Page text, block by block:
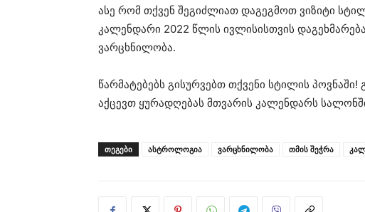
ასე რომ თქვენ შეგიძლიათ დაგეგმოთ ვიზიტი
კალენდარი 2022 წლის ივლისისთვის
ვარცხნილობა.
წარმატებებს გისურვებთ თქვენი სტილის
აქცევთ ყურადღებას მთვარის კალენდარს
ᲗᲔᲒᲔᲑᲘ ასტროლოგია ვარცხნილობა თმის შეჭრა